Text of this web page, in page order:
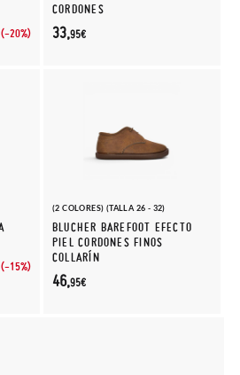
(-20%)
CORDONES
33,95€
(-15%)
(2 COLORES) (TALLA 26 - 32)
BLUCHER BAREFOOT EFECTO
PIEL CORDONES FINOS
COLLARÍN
46,95€